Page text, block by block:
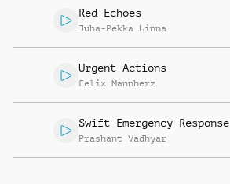
Red Echoes
Juha-Pekka Linna
Urgent Actions
Felix Mannherz
Swift Emergency Response
Prashant Vadhyar